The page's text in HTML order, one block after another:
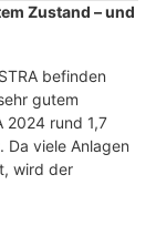
Zustand – und
befinden
gutem
2024 rund 1,7
Da viele Anlagen
wird der